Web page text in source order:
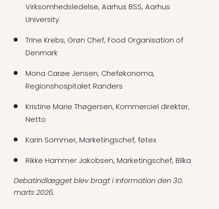
Virksomhedsledelse, Aarhus BSS, Aarhus
University
Trine Krebs, Grøn Chef, Food Organisation of
Denmark
Mona Carøe Jensen, Cheføkonoma,
Regionshospitalet Randers
Kristine Marie Thøgersen, Kommerciel direktør,
Netto
Karin Sommer, Marketingschef, føtex
Rikke Hammer Jakobsen, Marketingschef, Bilka
Debatindlægget blev bragt i Information den 30.
marts 2026.